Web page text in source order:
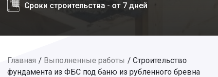
Сроки строительства - от 7 дней
Главная Выполненные работы
Строительство
фундамента из ФБС под баню из рубленного бревна